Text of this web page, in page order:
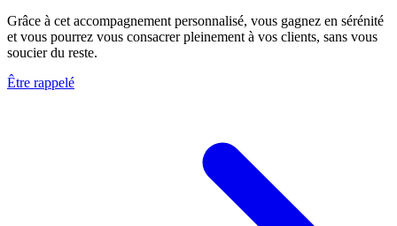
Grâce à cet accompagnement personnalisé, vous gagnez en sérénité
et vous pourrez vous consacrer pleinement à vos clients, sans vous
soucier du reste.
Être rappelé